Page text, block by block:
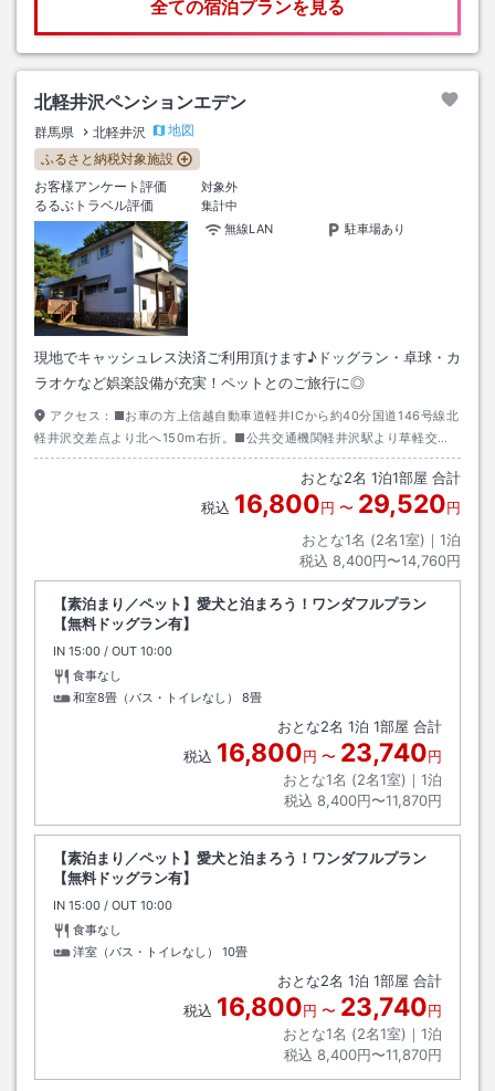
全ての宿泊プランを見る
北軽井沢ペンションエデン
群馬県 北軽井沢
地図
ふるさと納税対象施設
お客様アンケート評価
対象外
るるぶトラベル評価
集計中
無線LAN
駐車場あり
現地でキャッシュレス決済ご利用頂けます♪ドッグラン・卓球・カ
ラオケなど娯楽設備が充実！ペットとのご旅行に◎
アクセス： ■お車の方上信越自動車道軽井ICから約40分国道146号線北
軽井沢交差点より北へ150m右折。■公共交通機関軽井沢駅より草軽交通
バス40分、北軽井沢バス停下車徒歩1分※バスは15時台が最終となります
おとな2名 1泊1部屋 合計
税込 16,800円 〜 29,520円
おとな1名 (2名1室)｜ 1泊
税込 8,400円〜14,760円
【素泊まり／ペット】愛犬と泊まろう！ワンダフルプラン
【無料ドッグラン有】
IN チェックイン
15:00 / OUT チェックアウト
10:00
食事なし
和室8畳（バス・トイレなし）
8畳
おとな2名 1泊 1部屋 合計
税込 16,800円 〜 23,740円
おとな1名 (2名1室)｜ 1泊
税込 8,400円〜11,870円
【素泊まり／ペット】愛犬と泊まろう！ワンダフルプラン
【無料ドッグラン有】
IN チェックイン
15:00 / OUT チェックアウト
10:00
食事なし
洋室（バス・トイレなし）
10畳
おとな2名 1泊 1部屋 合計
税込 16,800円 〜 23,740円
おとな1名 (2名1室)｜ 1泊
税込 8,400円〜11,870円